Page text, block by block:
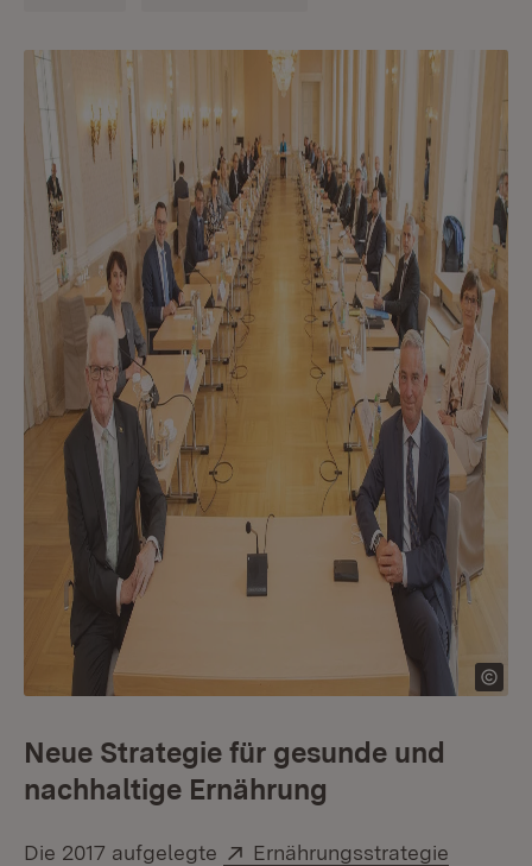
Neue Strategie für gesunde und
nachhaltige Ernährung
Die 2017 aufgelegte Extern:
Ernährungsstrategie